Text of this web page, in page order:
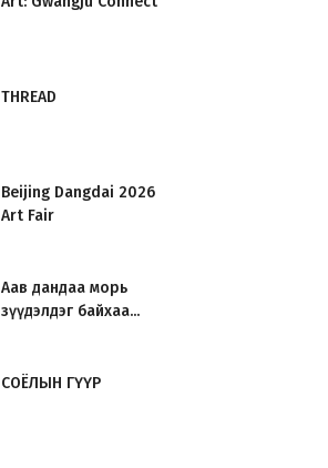
THREAD
Beijing Dangdai 2026
Art Fair
Аав дандаа морь
зүүдэлдэг байхаа...
СОЁЛЫН ГҮҮР